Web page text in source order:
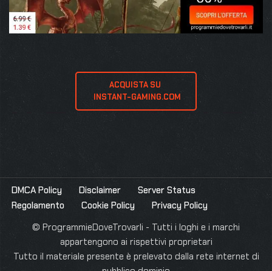
ACQUISTA SU
INSTANT-GAMING.COM
DMCA Policy Disclaimer
Server Status
Regolamento
Cookie Policy
Privacy Policy
© ProgrammieDoveTrovarli - Tutti i loghi e i marchi
appartengono ai rispettivi proprietari
Tutto il materiale presente è prelevato dalla rete internet di